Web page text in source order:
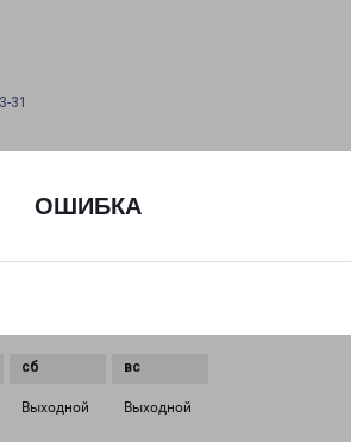
ОШИБКА
31
Выходной Выходной